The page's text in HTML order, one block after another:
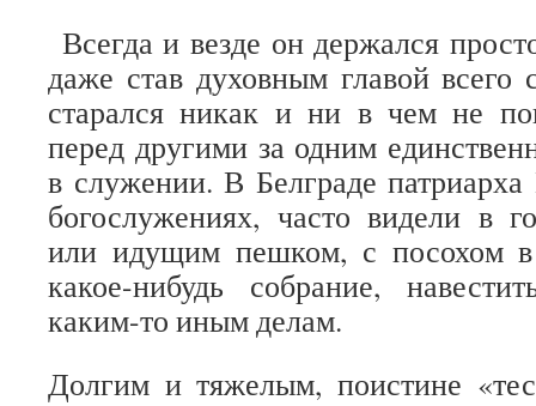
Всегда и везде он держался
даже став духовным главой всего
старался никак и ни в чем не
перед другими за одним
в служении. В Белграде
богослужениях, часто видели в
или идущим пешком, с посохом
какое-нибудь собрание,
каким-то иным делам.
Долгим и тяжелым, поистине